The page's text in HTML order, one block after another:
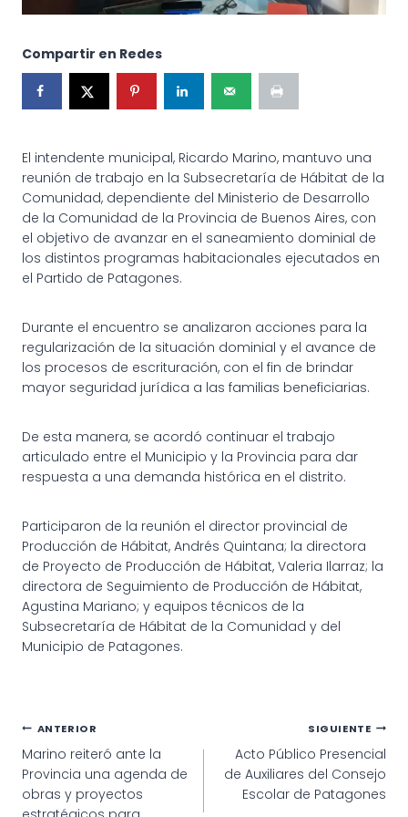
Compartir en Redes
El intendente municipal, Ricardo Marino, mantuvo una
reunión de trabajo en la Subsecretaría de Hábitat de la
Comunidad, dependiente del Ministerio de Desarrollo
de la Comunidad de la Provincia de Buenos Aires, con
el objetivo de avanzar en el saneamiento dominial de
los distintos programas habitacionales ejecutados en
el Partido de Patagones.
Durante el encuentro se analizaron acciones para la
regularización de la situación dominial y el avance de
los procesos de escrituración, con el fin de brindar
mayor seguridad jurídica a las familias beneficiarias.
De esta manera, se acordó continuar el trabajo
articulado entre el Municipio y la Provincia para dar
respuesta a una demanda histórica en el distrito.
Participaron de la reunión el director provincial de
Producción de Hábitat, Andrés Quintana; la directora
de Proyecto de Producción de Hábitat, Valeria Ilarraz; la
directora de Seguimiento de Producción de Hábitat,
Agustina Mariano; y equipos técnicos de la
Subsecretaría de Hábitat de la Comunidad y del
Municipio de Patagones.
Navegación
de
entradas
ANTERIOR
Marino reiteró ante la
Provincia una agenda de
obras y proyectos
SIGUIENTE
Acto Público Presencial
de Auxiliares del Consejo
Escolar de Patagones